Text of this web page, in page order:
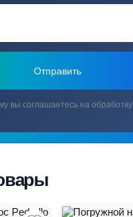
вы соглашаетесь на обработку